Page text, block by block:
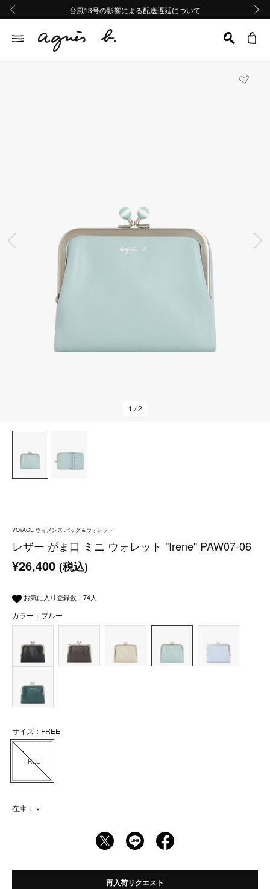
熊本地域地震の影響による配送遅延について
Summer Sale 2buy10%OFF!!
台風13号の影響による配送遅延について
熊本地域地震の影響による配送遅延について
Summer Sale 2buy10%OFF!!
前の画像
1 / 2
VOYAGE ウィメンズ バッグ＆ウォレット
レザー がま口 ミニ ウォレット "Irene" PAW07-06
¥26,400 (税込)
お気に入り登録数： 74人
カラー：ブルー
サイズ：FREE
FREE
在庫： ×
再入荷リクエスト